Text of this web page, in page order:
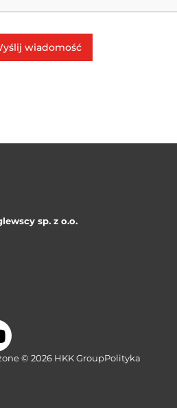
wiadomość
sp. z o.o.
© 2026 HKK GroupPolityka